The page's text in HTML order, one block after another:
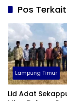
Pos Terkait
Lampung Timur
Lid Adat